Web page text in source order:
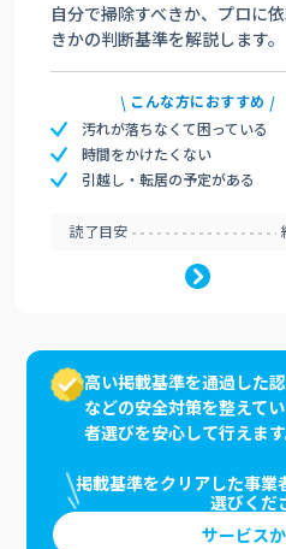
自分で掃除すべきか、プロに
きかの判断基準を解説します。
こんな方におすすめ
汚れが落ちなくて困っている
時間をかけたくない
引越し・転居の予定がある
読了目安
高い掲載基準を通過した
などの安全対策を整えて
者選びを安心して行えます
掲載基準をクリアした事業
選びくだ
サービス